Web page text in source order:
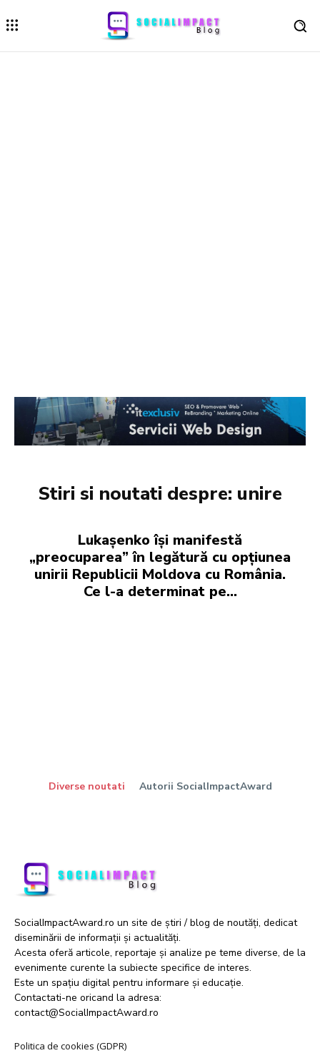
Stiri si noutati despre: unire
Lukașenko își manifestă
„preocuparea” în legătură cu opțiunea
unirii Republicii Moldova cu România.
Ce l-a determinat pe…
Diverse noutati Autorii SocialImpactAward
SocialImpactAward.ro un site de știri / blog de noutăți, dedicat
diseminării de informații și actualități.
Acesta oferă articole, reportaje și analize pe teme diverse, de la
evenimente curente la subiecte specifice de interes.
Este un spațiu digital pentru informare și educație.
Contactati-ne oricand la adresa:
contact@SocialImpactAward.ro
Politica de cookies (GDPR)